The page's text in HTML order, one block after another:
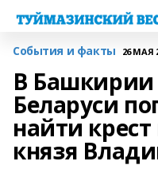
События и факты 26 МАЯ
В Башкирии
Беларуси
найти
князя